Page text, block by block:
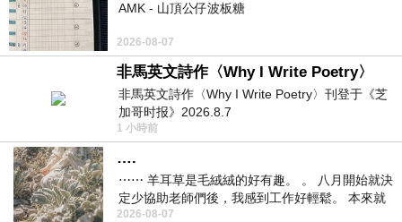
AMK - 山頂公仔波板糖
2026-08-07
非馬英文詩作〈Why I Write Poetry〉
非馬英文詩作〈Why I Write Poetry〉刊登于《芝
加哥时报》2026.8.7
1 小時前
….
⋯⋯ 羊耳草是毛絨絨的好有趣。 。 八月開始就決
定少協助老師們後，我感到工作好輕鬆。 本來就
不是我的工作啊。 真
2026-08-07